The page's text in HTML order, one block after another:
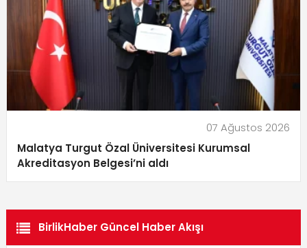
07 Ağustos 2026
Malatya Turgut Özal Üniversitesi Kurumsal
Akreditasyon Belgesi’ni aldı
BirlikHaber Güncel Haber Akışı